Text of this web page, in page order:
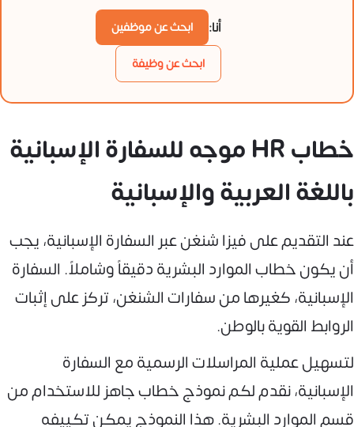
أنا:
ابحث عن موظفين
ابحث عن وظيفة
خطاب HR موجه للسفارة الإسبانية
باللغة العربية والإسبانية
عند التقديم على فيزا شنغن عبر السفارة الإسبانية، يجب
أن يكون خطاب الموارد البشرية دقيقاً وشاملاً. السفارة
الإسبانية، كغيرها من سفارات الشنغن، تركز على إثبات
الروابط القوية بالوطن.
لتسهيل عملية المراسلات الرسمية مع السفارة
الإسبانية، نقدم لكم نموذج خطاب جاهز للاستخدام من
قسم الموارد البشرية. هذا النموذج يمكن تكييفه